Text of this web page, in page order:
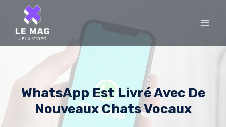
content
WhatsApp Est Livré Avec De
Nouveaux Chats Vocaux